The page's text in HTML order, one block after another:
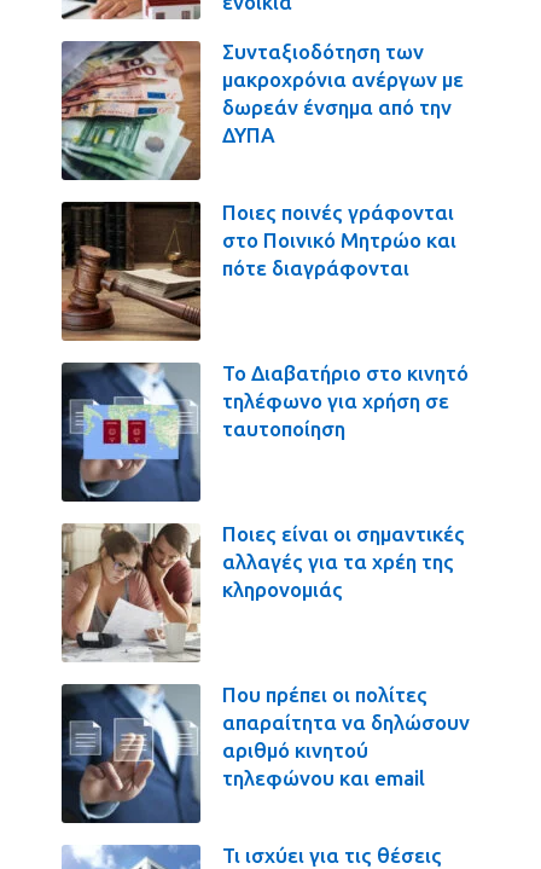
Συνταξιοδότηση των
μακροχρόνια ανέργων με
δωρεάν ένσημα από την
ΔΥΠΑ
Ποιες ποινές γράφονται
στο Ποινικό Μητρώο και
πότε διαγράφονται
Το Διαβατήριο στο κινητό
τηλέφωνο για χρήση σε
ταυτοποίηση
Ποιες είναι οι σημαντικές
αλλαγές για τα χρέη της
κληρονομιάς
Που πρέπει οι πολίτες
απαραίτητα να δηλώσουν
αριθμό κινητού
τηλεφώνου και email
Τι ισχύει για τις θέσεις